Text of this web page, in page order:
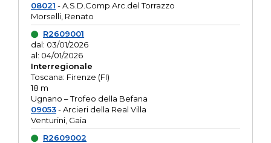
08021 - A.S.D.Comp.Arc.del Torrazzo
Morselli, Renato
R2609001
dal: 03/01/2026
al: 04/01/2026
Interregionale
Toscana: Firenze (FI)
18 m
Ugnano – Trofeo della Befana
09053- Arcieri della Real Villa
Venturini, Gaia
R2609002